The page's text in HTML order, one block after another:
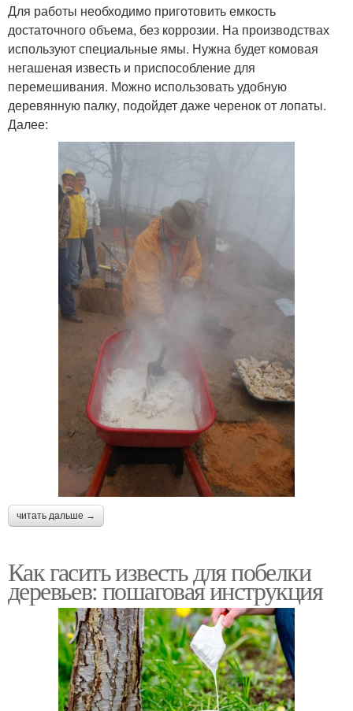
Для работы необходимо приготовить емкость
достаточного объема, без коррозии. На производствах
используют специальные ямы. Нужна будет комовая
негашеная известь и приспособление для
перемешивания. Можно использовать удобную
деревянную палку, подойдет даже черенок от лопаты.
Далее:
читать дальше →
Как гасить известь для побелки
деревьев: пошаговая инструкция